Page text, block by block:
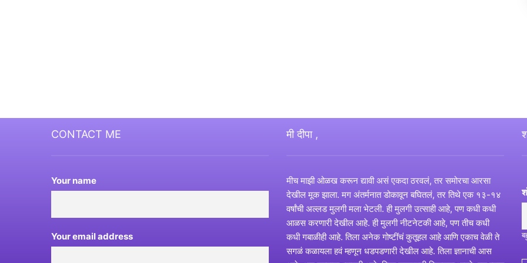
CONTACT ME
Your name
Your email address
मी दीपा ,
मीच माझी ओळख करून द्यावी असं एकदा ठरवलं, तर समोरचा आरसा
देखील मूक झाला. मग अंतर्मनात डोकावून बघितलं, तर तिथे एक १३-१४
वर्षांची अल्लड मुलगी मला भेटली. ही मुलगी उत्साही आहे, पण कधी कधी
आळस करणारी देखील आहे. ही मुलगी नीटनेटकी आहे, पण तीच कधी
कधी गबाळीही आहे. तिला अनेक गोष्टींचं कुतूहल आहे आणि एकाच वेळी ते
सगळं कळायला हवं म्हणून धडपडणारी देखील आहे. तिला ज्ञानाची आस